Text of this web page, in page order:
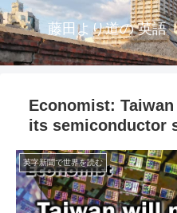
藤田より道の 英語
Economist:
its semiconductor
英字新聞で世界を読む